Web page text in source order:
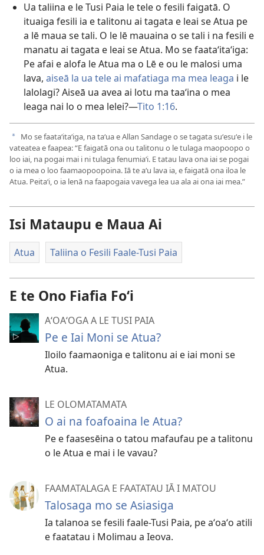
Ua taliina e le Tusi Paia le tele o fesili faigatā. O
ituaiga fesili ia e talitonu ai tagata e leai se Atua pe
a lē maua se tali. O le lē mauaina o se tali i na fesili e
manatu ai tagata e leai se Atua. Mo se faataʻitaʻiga:
Pe afai e alofa le Atua ma o Lē e ou le malosi uma
lava, aiseā la ua tele ai mafatiaga ma mea leaga i le
lalolagi? Aiseā ua avea ai lotu ma taaʻina o mea
leaga nai lo o mea lelei?​—Tito 1:​16.
a Mo se faataʻitaʻiga, na taʻua e Allan Sandage o se tagata suʻesuʻe i le
vateatea e faapea: “E faigatā ona ou talitonu o le tulaga maopoopo o
loo iai, na pogai mai i ni tulaga fenumiaʻi. E tatau lava ona iai se pogai
o ia mea o loo faamaopoopoina. Iā te aʻu lava ia, e faigatā ona iloa le
Atua. Peitaʻi, o ia lenā na faapogaia vavega lea ua ala ai ona iai mea.”
Isi Mataupu e Maua Ai
Atua Taliina o Fesili Faale-Tusi Paia
E te Ono Fiafia Foʻi
AʻOAʻOGA A LE TUSI PAIA
Pe e Iai Moni se Atua?
Iloilo faamaoniga e talitonu ai e iai moni se
Atua.
LE OLOMATAMATA
O ai na foafoaina le Atua?
Pe e faasesēina o tatou mafaufau pe a talitonu
o le Atua e mai i le vavau?
FAAMATALAGA E FAATATAU IĀ I MATOU
Talosaga mo se Asiasiga
Ia talanoa se fesili faale-Tusi Paia, pe aʻoaʻo atili
e faatatau i Molimau a Ieova.